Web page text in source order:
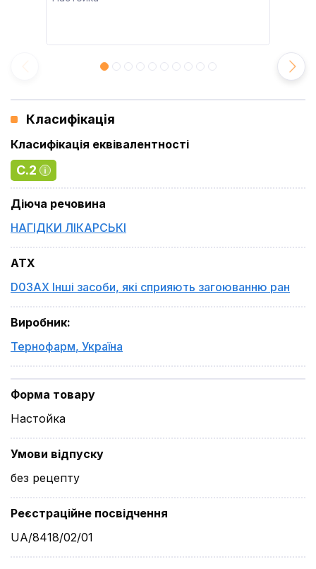
Класифікація
Класифікація еквівалентності
C.2
Діюча речовина
НАГІДКИ ЛІКАРСЬКІ
ATX
D03AX Інші засоби, які сприяють загоюванню ран
Виробник:
Тернофарм, Україна
Форма товару
Настойка
Умови відпуску
без рецепту
Реєстраційне посвідчення
UA/8418/02/01